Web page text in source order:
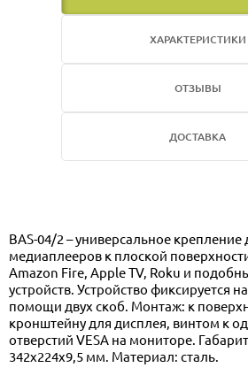
ХАРАКТЕРИСТИКИ
ОТЗЫВЫ
ДОСТАВКА
BAS-04/2 – универсальное
медиаплееров к плоской
Amazon Fire, Apple TV, Roku и
устройств. Устройство фиксируется
помощи двух скоб. Монтаж: к
кронштейну для дисплея, винтом к
отверстий VESA на мониторе.
342x224x9,5 мм. Материал: сталь.